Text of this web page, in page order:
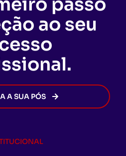
ao seu
A SUA PÓS